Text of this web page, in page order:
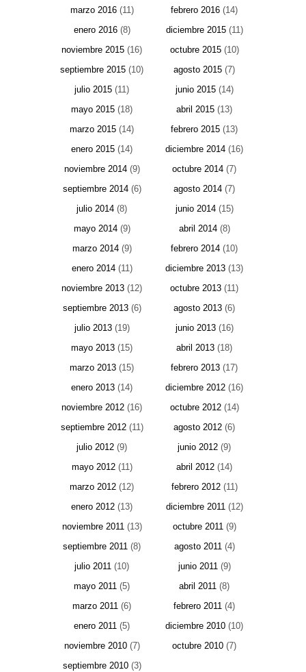
marzo 2016(11) febrero 2016 (14)
enero 2016(8) diciembre 2015(11)
noviembre 2015 (16) octubre 2015(10)
septiembre 2015 (10) agosto 2015 (7)
julio 2015 (11) junio 2015(14)
mayo 2015 (18) abril 2015 (13)
marzo 2015 (14) febrero 2015 (13)
enero 2015 (14) diciembre 2014 (16)
noviembre 2014(9) octubre 2014 (7)
septiembre 2014(6) agosto 2014 (7)
julio 2014 (8) junio 2014(15)
mayo 2014(9) abril 2014(8)
marzo 2014(9) febrero 2014 (10)
enero 2014(11) diciembre 2013 (13)
noviembre 2013 (12) octubre 2013 (11)
septiembre 2013(6) agosto 2013 (6)
julio 2013(19) junio 2013(16)
mayo 2013 (15) abril 2013 (18)
marzo 2013 (15) febrero 2013 (17)
enero 2013 (14) diciembre 2012 (16)
noviembre 2012 (16) octubre 2012(14)
septiembre 2012(11) agosto 2012 (6)
julio 2012 (9) junio 2012 (9)
mayo 2012(11) abril 2012 (14)
marzo 2012 (12) febrero 2012(11)
enero 2012 (13) diciembre 2011(12)
noviembre 2011(13) octubre 2011(9)
septiembre 2011 (8) agosto 2011(4)
julio 2011 (10) junio 2011(9)
mayo 2011 (5) abril 2011 (8)
marzo 2011 (6) febrero 2011 (4)
enero 2011 (5) diciembre 2010 (10)
noviembre 2010(7) octubre 2010 (7)
septiembre 2010(3)